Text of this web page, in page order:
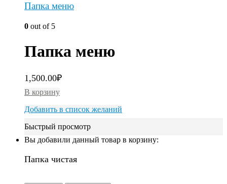
Папка меню
0 out of 5
Папка меню
1,500.00₽
В корзину
Добавить в список желаний
Быстрый просмотр
Вы добавили данный товар в корзину:
Папка чистая